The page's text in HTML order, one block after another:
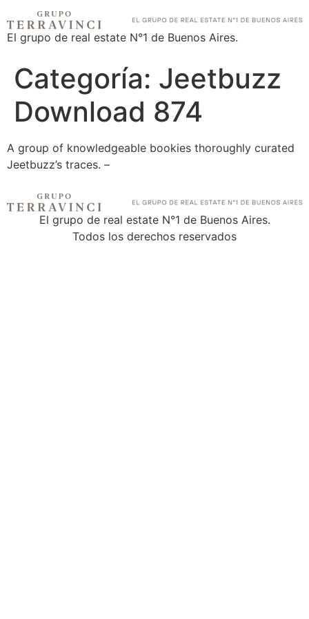
El grupo de real estate N°1 de Buenos Aires.
Categoría: Jeetbuzz
Download 874
A group of knowledgeable bookies thoroughly curated
Jeetbuzz’s traces. –
El grupo de real estate N°1 de Buenos Aires.
Todos los derechos reservados